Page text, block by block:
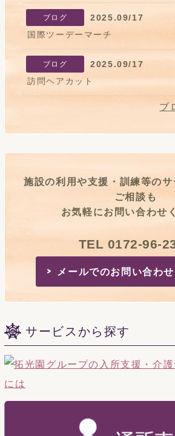
ブログ
2025.09/17
国際ツーデーマーチ
ブログ
2025.09/17
訪問ヘアカット
ブ
施設の利用や支援・訓練等の
ご相談も
お気軽にお問い合わせ
TEL 0172-96-
メールでのお問い合わ
サービスから探す